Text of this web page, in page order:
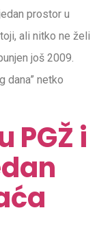
prostor u
ali nitko ne želi
još 2009.
dana” netko
PGŽ i